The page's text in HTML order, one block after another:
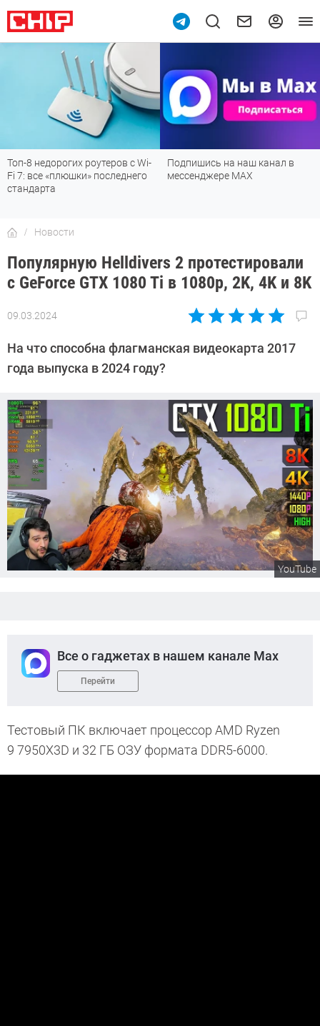
Топ-8 недорогих роутеров с Wi-
Fi 7: все «плюшки» последнего
стандарта
Подпишись на наш канал в
мессенджере МАХ
Новости
Популярную Helldivers 2 протестировали
с GeForce GTX 1080 Ti в 1080p, 2K, 4K и 8K
09.03.2024
Автор:
Калашников
На что способна флагманская видеокарта 2017
года выпуска в 2024 году?
YouTube
Все о гаджетах в нашем канале Max
Перейти
Тестовый ПК включает процессор AMD Ryzen
9 7950X3D и 32 ГБ ОЗУ формата DDR5-6000.